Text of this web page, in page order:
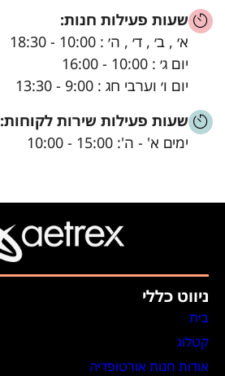
שעות פעילות חנות:
א׳ , ב׳ , ד׳ , ה׳ : 10:00 - 18:30
יום ג׳ : 10:00 - 16:00
יום ו׳ וערבי חג : 9:00 - 13:30
שעות פעילות שירות לקוחות:
ימים א' - ה': 15:00 - 10:00
ניווט כללי
בית
קטלוג
אודות חנות אורטופדיה